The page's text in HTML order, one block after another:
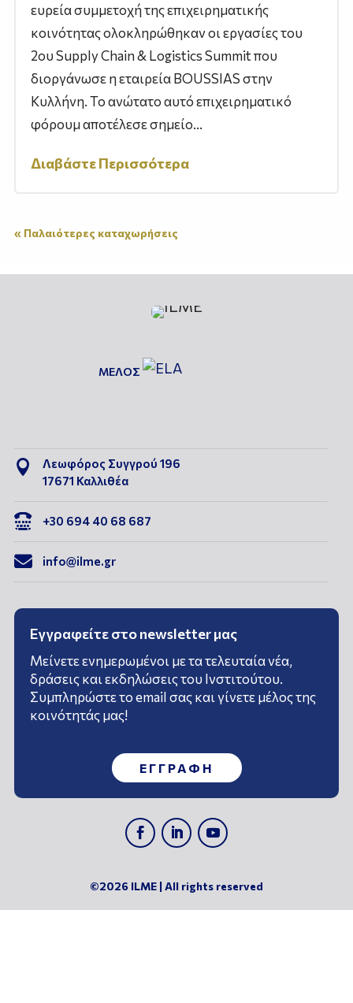
ευρεία συμμετοχή της επιχειρηματικής
κοινότητας ολοκληρώθηκαν οι εργασίες του
2ου Supply Chain & Logistics Summit που
διοργάνωσε η εταιρεία BOUSSIAS στην
Κυλλήνη. Το ανώτατο αυτό επιχειρηματικό
φόρουμ αποτέλεσε σημείο...
Διαβάστε Περισσότερα
« Παλαιότερες καταχωρήσεις
ΜΕΛΟΣ

Λεωφόρος Συγγρού 196
17671 Καλλιθέα
 +30 694 40 68 687
 info@ilme.gr
Εγγραφείτε στο newsletter μας
Μείνετε ενημερωμένοι με τα τελευταία νέα,
δράσεις και εκδηλώσεις του Ινστιτούτου.
Συμπληρώστε το email σας και γίνετε μέλος της
κοινότητάς μας!
ΕΓΓΡΑΦΗ
©2026 ILME | All rights reserved